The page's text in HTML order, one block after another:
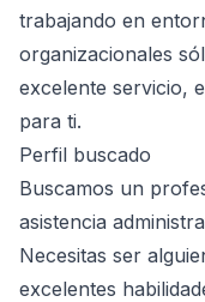
trabajando en
organizacionales
excelente servicio,
para ti.
Perfil buscado
Buscamos un
asistencia
Necesitas ser
excelentes